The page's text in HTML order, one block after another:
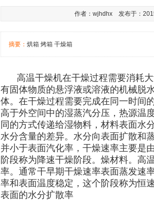
作者：wjhdhx 发布于：
摘要： 烘箱 烤箱 干燥箱
高温干燥机在干燥过程需要消耗
有固体物质的悬浮液或溶液的机械脱
体。在干燥过程需要完成在同一时间
高于外空间中的湿蒸汽分压，热源温
同的方式传递给湿物料，材料表面水
水分含量的差异。水分向表面扩散和
并小于表面汽化率，干燥速率主要是
阶段称为降速干燥阶段。燥材料。高
率。通常干早期干燥速率表面蒸发速
率和表面温度稳定，这个阶段称为恒
表面的水分扩散率